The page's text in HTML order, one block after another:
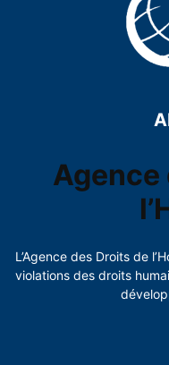
Agence
L’Agence des Droits de
violations des droits